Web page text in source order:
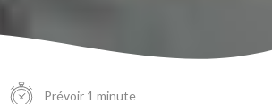
Prévoir 1 minute